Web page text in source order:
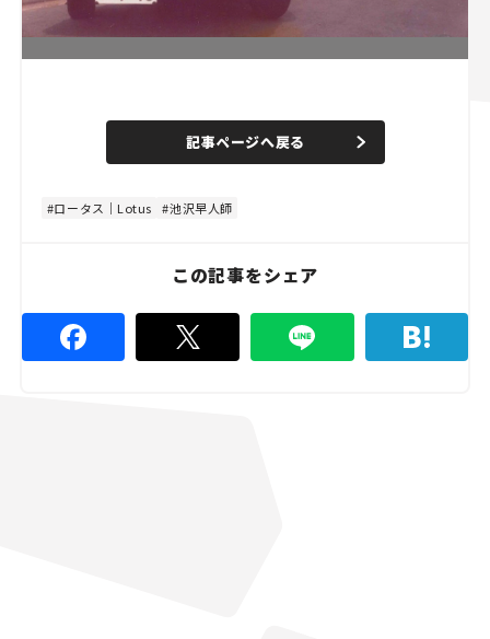
n
e
d
%
記事ページへ戻る
ロータス｜Lotus 池沢早人師
この記事をシェア